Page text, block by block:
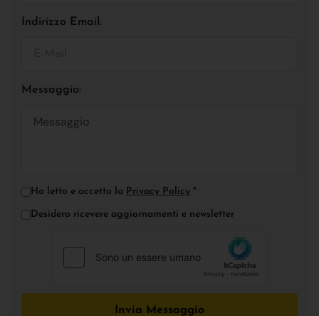
Indirizzo Email:
Messaggio:
Ho letto e accetto la Privacy Policy *
Desidero ricevere aggiornamenti e newsletter
Invia Messaggio